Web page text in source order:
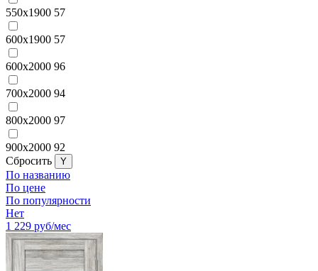
550x1900 57
600x1900 57
600x2000 96
700x2000 94
800x2000 97
900x2000 92
Cбросить
По названию
По цене
По популярности
Нет
1 229 руб/мес